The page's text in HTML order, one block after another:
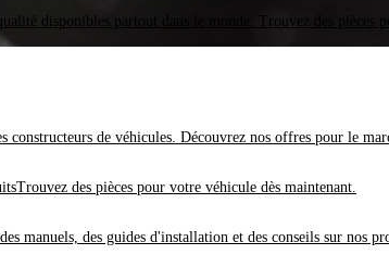
disponibles partout dans le monde. Trouvez des pièces
constructeurs de véhicules. Découvrez nos offres pour le
Trouvez des pièces pour votre véhicule dès maintenant.
manuels, des guides d'installation et des conseils sur nos